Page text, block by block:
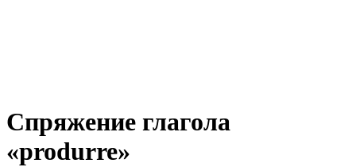
Спряжение глагола
«produrre»